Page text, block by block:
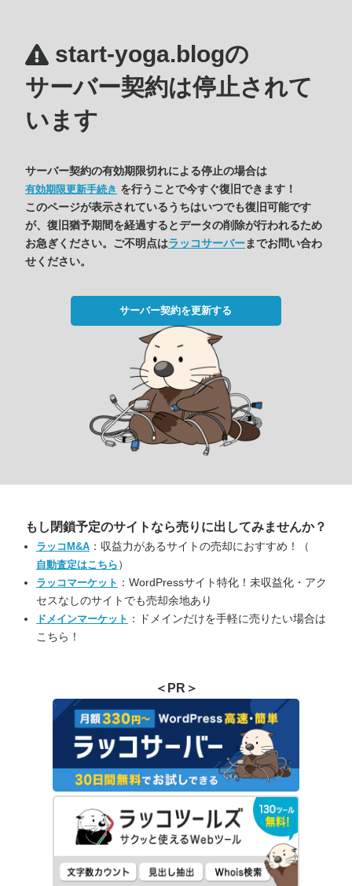
start-yoga.blogの
サーバー契約は停止されて
います
サーバー契約の有効期限切れによる停止の場合は
有効期限更新手続き を行うことで今すぐ復旧できます！
このページが表示されているうちはいつでも復旧可能です
が、復旧猶予期間を経過するとデータの削除が行われるため
お急ぎください。ご不明点はラッコサーバーまでお問い合わ
せください。
サーバー契約を更新する
もし閉鎖予定のサイトなら売りに出してみませんか？
ラッコM&A ：収益力があるサイトの売却におすすめ！（
自動査定はこちら ）
ラッコマーケット ：WordPressサイト特化！未収益化・アク
セスなしのサイトでも売却余地あり
ドメインマーケット ：ドメインだけを手軽に売りたい場合は
こちら！
＜PR＞